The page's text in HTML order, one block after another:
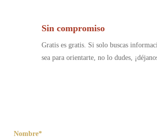
Sin compromiso
Gratis es gratis. Si solo buscas
sea para orientarte, no lo dudes,
Nombre*